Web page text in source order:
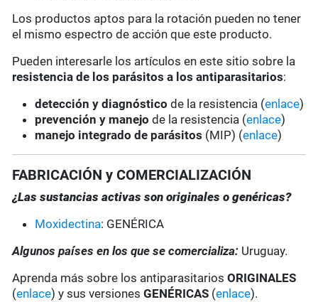
Los productos aptos para la rotación pueden no tener
el mismo espectro de acción que este producto.
Pueden interesarle los artículos en este sitio sobre la
resistencia de los parásitos a los antiparasitarios:
detección y diagnóstico de la resistencia (enlace)
prevención y manejo de la resistencia (enlace)
manejo integrado de parásitos (MIP) (enlace)
FABRICACIÓN y COMERCIALIZACIÓN
¿Las sustancias activas son originales o genéricas?
Moxidectina: GENÉRICA
Algunos países en los que se comercializa: Uruguay.
Aprenda más sobre los antiparasitariosORIGINALES
(enlace) y sus versionesGENÉRICAS (enlace).